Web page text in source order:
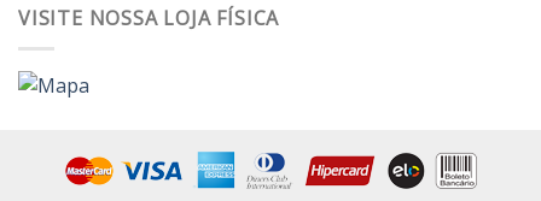
VISITE NOSSA LOJA FÍSICA